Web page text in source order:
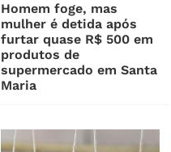
Homem foge, mas
mulher é detida após
furtar quase R$ 500 em
produtos de
supermercado em Santa
Maria